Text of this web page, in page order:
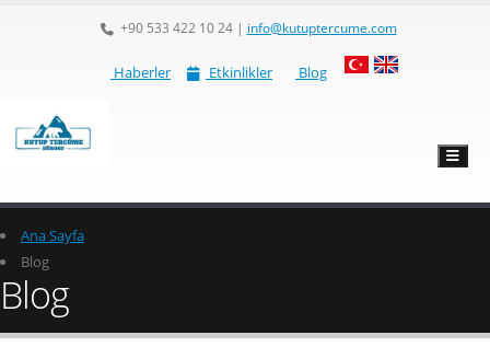
+90 533 422 10 24| info@kutuptercume.com
Haberler Etkinlikler Blog
Ana Sayfa
Blog
Blog